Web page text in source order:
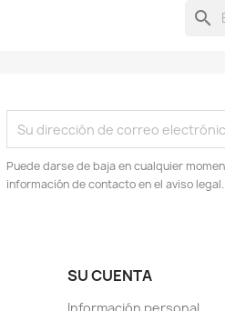
search
Puede darse de baja en cualquier
información de contacto en el aviso legal.
SU CUENTA